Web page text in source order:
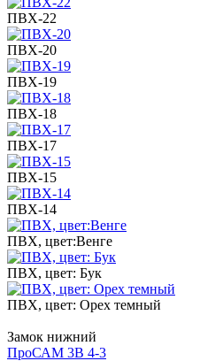
ПВХ-22
ПВХ-20
ПВХ-19
ПВХ-18
ПВХ-17
ПВХ-15
ПВХ-14
ПВХ, цвет:Венге
ПВХ, цвет: Бук
ПВХ, цвет: Орех темный
Замок нижний
ПроСАМ 3В 4-3